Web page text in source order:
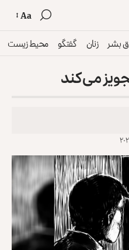
Aa
بشر زنان گفتگو محیط زیست
می‌کند